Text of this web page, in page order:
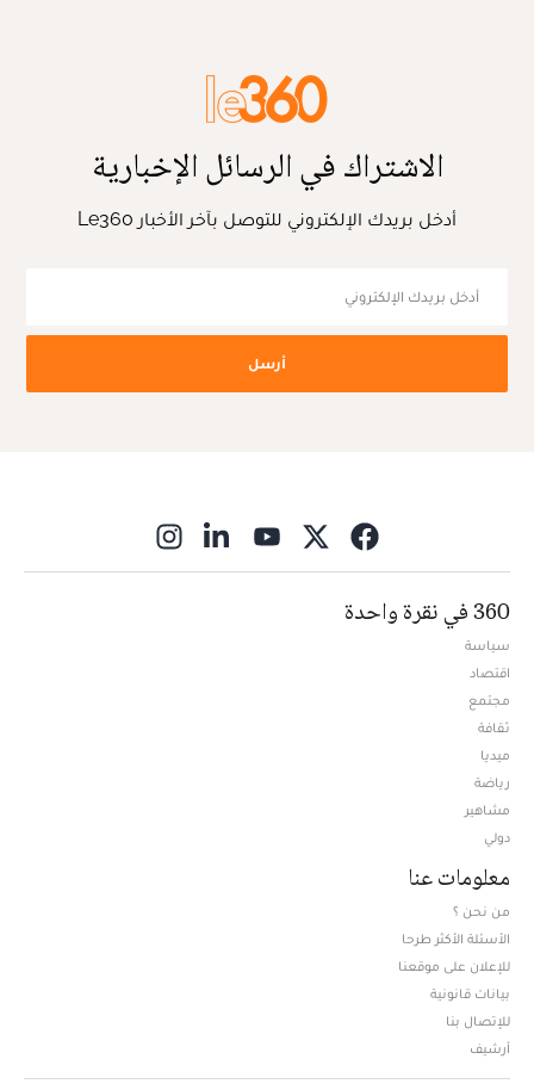
الاشتراك في الرسائل الإخبارية
أدخل بريدك الإلكتروني للتوصل بآخر الأخبار Le360
أرسل
360 في نقرة واحدة
سياسة
اقتصاد
مجتمع
ثقافة
ميديا
رياضة
مشاهير
دولي
معلومات عنا
من نحن ؟
الأسئلة الأكثر طرحا
للإعلان على موقعنا
بيانات قانونية
للإتصال بنا
أرشيف